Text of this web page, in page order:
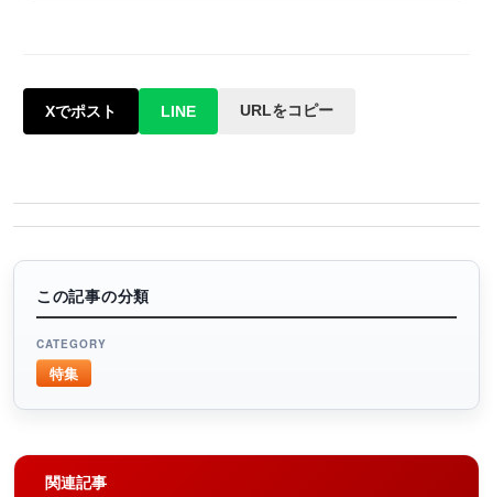
Xでポスト LINE URLをコピー
この記事の分類
CATEGORY
特集
関連記事